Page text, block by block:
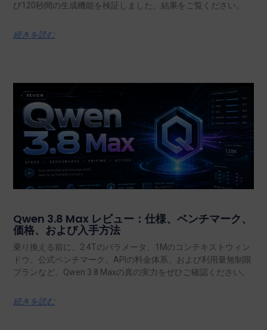
び120秒間の生成機能を検証しました。結果をご覧ください。.
続きを読む
Qwen 3.8 Max レビュー：仕様、ベンチマーク、
価格、および入手方法
乗り換える前に、2.4Tのパラメータ、1Mのコンテキストウィン
ドウ、公式ベンチマーク、APIの料金体系、および利用量無制限
プランなど、Qwen 3.8 Maxの真の実力をぜひご確認ください。.
続きを読む